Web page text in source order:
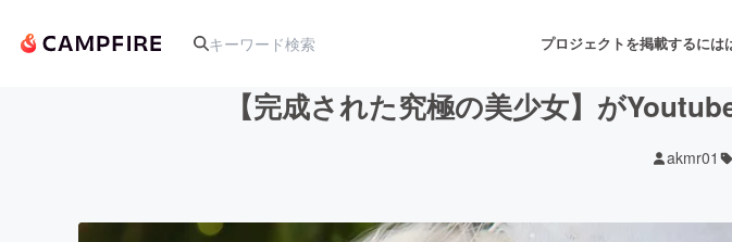
プロジェクトを掲載するには
【完成された究極の美少女】が
akmr01